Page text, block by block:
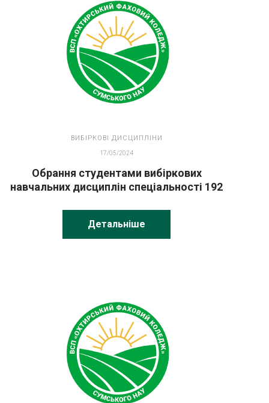
ВИБІРКОВІ ДИСЦИПЛІНИ
17/05/2024
Обрання студентами вибіркових
навчальних дисциплін спеціальності 192
Детальніше